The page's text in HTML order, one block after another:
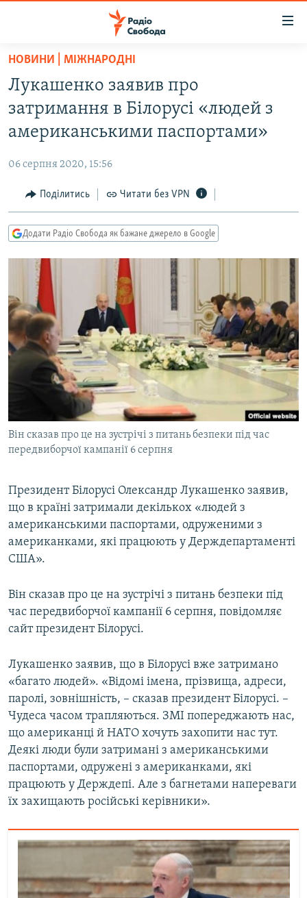
Перейти
основного
матеріалу
Перейти
до
основної
навігації
Перейти
до
пошуку
ВСЕ ЗА ДОБУ
СТАТТІ
ЕКОНОМІКА
СУСПІЛЬСТВО
УКРАЇНА
СВІТ
РОСІЙСЬКА «ФІЛЬТРАЦІЯ»
ДОНБАС.РЕАЛІЇ
ТИ ЯК?
СХЕМИ
КИТАЙ.ВИКЛИКИ
МУЛЬТИМЕДІА
ФОТО
СПЕЦПРОЄКТИ
ПОДКАСТИ
КРИМ РЕАЛІЇ
РУС
КТАТ
ДОЛУЧАЙСЯ!
Усі сайти RFE/RL
НОВИНИ | МІЖНАРОДНІ
Лукашенко заявив про
затримання в Білорусі «людей з
американськими паспортами»
06 серпня 2020, 15:56
Поділитись Читати без VPN
Додати Радіо Свобода як бажане джерело в Google
Він сказав про це на зустрічі з питань безпеки під час
передвиборчої кампанії 6 серпня
Президент Білорусі Олександр Лукашенко заявив,
що в країні затримали декількох «людей з
американськими паспортами, одруженими з
американками, які працюють у Держдепартаменті
США».
Він сказав про це на зустрічі з питань безпеки під
час передвиборчої кампанії 6 серпня, повідомляє
сайт президент Білорусі.
Лукашенко заявив, що в Білорусі вже затримано
«багато людей». «Відомі імена, прізвища, адреси,
паролі, зовнішність, – сказав президент Білорусі. –
Чудеса часом трапляються. ЗМІ попереджають нас,
що американці й НАТО хочуть захопити нас тут.
Деякі люди були затримані з американськими
паспортами, одружені з американками, які
працюють у Держдепі. Але з багнетами напереваги
їх захищають російські керівники».